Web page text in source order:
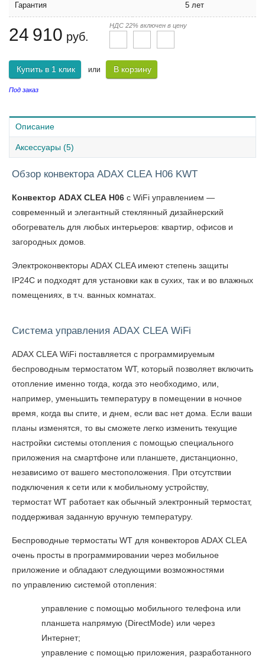
Гарантия 5 лет
24 910 руб.
НДС 22% включен в цену
Купить в 1 клик или В корзину
Под заказ
Описание
Аксессуары (5)
Обзор конвектора ADAX CLEA H06 KWT
Конвектор ADAX CLEA H06 с WiFi управлением —
современный и элегантный стеклянный дизайнерский
обогреватель для любых интерьеров: квартир, офисов и
загородных домов.
Электроконвекторы ADAX CLEAимеют степень защиты
IP24C и подходят для установки как в сухих, так и во влажных
помещениях, в т.ч. ванных комнатах.
Система управления ADAX CLEA WiFi
ADAX CLEA WiFi поставляется с программируемым
беспроводным термостатом WT, который позволяет включить
отопление именно тогда, когда это необходимо, или,
например, уменьшить температуру в помещении в ночное
время, когда вы спите, и днем, если вас нет дома. Если ваши
планы изменятся, то вы сможете легко изменить текущие
настройки системы отопления с помощью специального
приложения на смартфоне или планшете, дистанционно,
независимо от вашего местоположения. При отсутствии
подключения к сети или к мобильному устройству,
термостат WT работает как обычный электронный термостат,
поддерживая заданную вручную температуру.
Беспроводные термостаты WT для конвекторов ADAX CLEA
очень просты в программировании через мобильное
приложение и обладают следующими возможностями
по управлению системой отопления:
управление с помощью мобильного телефона или
планшета напрямую (DirectMode) или через
Интернет;
управление с помощью приложения, разработанного